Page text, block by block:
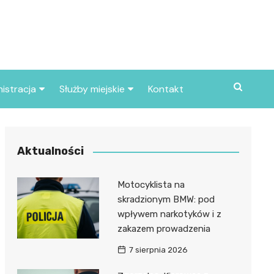
miasta
Służby miejskie
Policja
Kontakt
Aktualności
Motocyklista na
skradzionym BMW: pod
wpływem narkotyków i z
zakazem prowadzenia
7 sierpnia 2026